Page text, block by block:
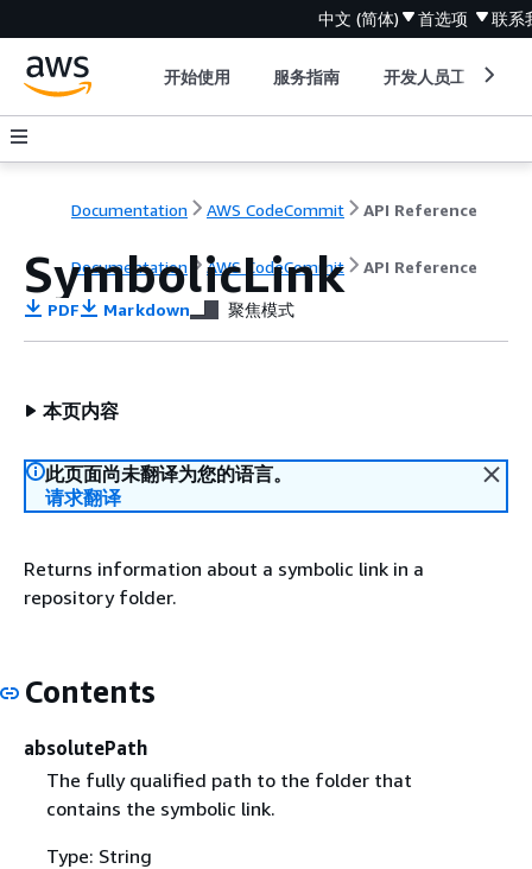
中文 (简体) 首选项 联系
开始使用 服务指南 开发人员工具
Documentation AWS CodeCommit API Reference
Documentation AWS CodeCommit API Reference
SymbolicLink
PDF Markdown 聚焦模式
本页内容
此页面尚未翻译为您的语言。
请求翻译
Returns information about a symbolic link in a
repository folder.
Contents
absolutePath
The fully qualified path to the folder that
contains the symbolic link.
Type: String